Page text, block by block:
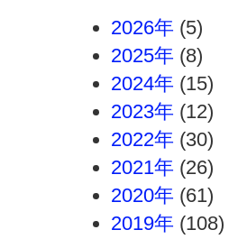
2026年 (5)
2025年 (8)
2024年 (15)
2023年 (12)
2022年 (30)
2021年 (26)
2020年 (61)
2019年 (108)